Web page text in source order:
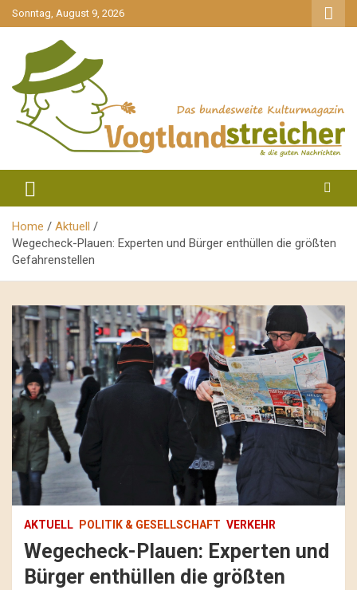
gehe
zum
Sonntag, August 9, 2026
Vogtlandstreicher
Home
Aktuell
Wegecheck-Plauen: Experten und Bürger enthüllen die größten
Gefahrenstellen
AKTUELL POLITIK & GESELLSCHAFT VERKEHR
Wegecheck-Plauen: Experten und
Bürger enthüllen die größten